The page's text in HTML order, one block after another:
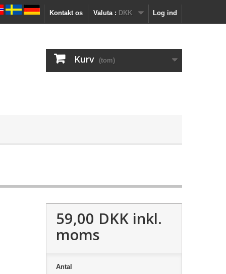
Log ind
Valuta : DKK
Kontakt os
Kurv (tom)
59,00 DKKinkl.
moms
Antal